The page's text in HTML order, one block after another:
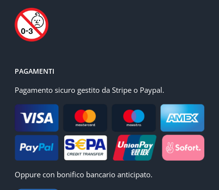
PAGAMENTI
Pagamento sicuro gestito da Stripe o Paypal.
Oppure con bonifico bancario anticipato.